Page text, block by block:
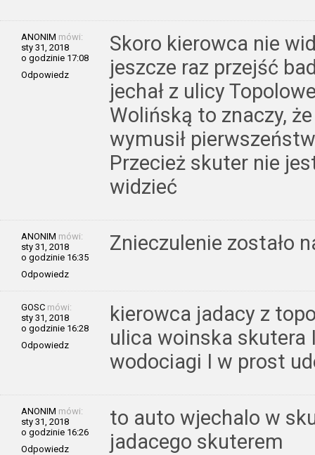
ANONIM mówi:
sty 31, 2018
o godzinie 17:08
Odpowiedz
Skoro kierowca nie
jeszcze raz przejść
jechał z ulicy
Wolińską to znaczy,
wymusił
Przecież skuter nie
widzieć
ANONIM mówi:
sty 31, 2018
o godzinie 16:35
Odpowiedz
Znieczulenie zostało
GOSC mówi:
sty 31, 2018
o godzinie 16:28
Odpowiedz
kierowca jadacy z
ulica woinska skutera
wodociagi I w prost
ANONIM mówi:
sty 31, 2018
o godzinie 16:26
Odpowiedz
to auto wjechalo w
jadacego skuterem